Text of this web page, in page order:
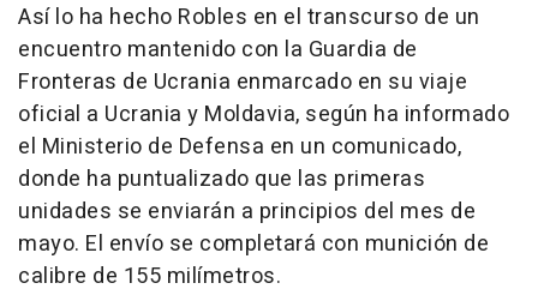
Así lo ha hecho Robles en el transcurso de un
encuentro mantenido con la Guardia de
Fronteras de Ucrania enmarcado en su viaje
oficial a Ucrania y Moldavia, según ha informado
el Ministerio de Defensa en un comunicado,
donde ha puntualizado que las primeras
unidades se enviarán a principios del mes de
mayo. El envío se completará con munición de
calibre de 155 milímetros.